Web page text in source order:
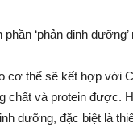
‘phản dinh
thể sẽ kết hợp với
và protein được.
dưỡng, đặc biệt là